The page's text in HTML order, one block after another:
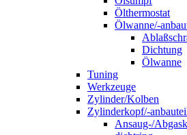
Ölthermostat
Ölwanne/-
Dichtung
Ölwanne
Tuning
Werkzeuge
Zylinder/Kolben
Zylinderkopf/-
Ansaug-/